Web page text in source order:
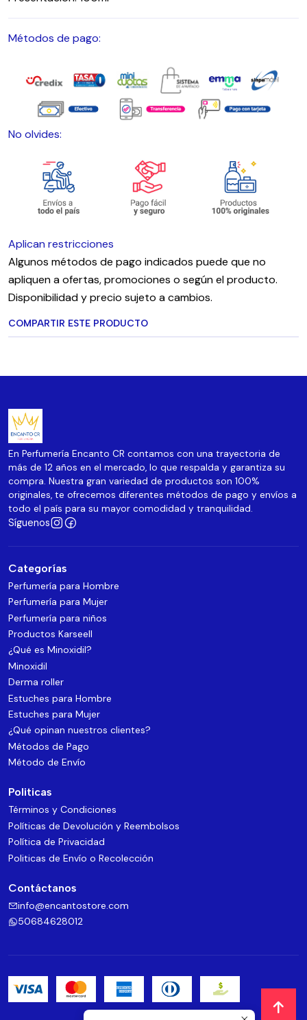
Métodos de pago:
No olvides:
Aplican restricciones
Algunos métodos de pago indicados puede que no
apliquen a ofertas, promociones o según el producto.
Disponibilidad y precio sujeto a cambios.
COMPARTIR ESTE PRODUCTO
En Perfumería Encanto CR contamos con una trayectoria de
más de 12 años en el mercado, lo que respalda y garantiza su
compra. Nuestra gran variedad de productos son 100%
originales, te ofrecemos diferentes métodos de pago y envíos a
todo el país para su mayor comodidad y tranquilidad.
Síguenos
Categorías
Perfumería para Hombre
Perfumería para Mujer
Perfumería para niños
Productos Karseell
¿Qué es Minoxidil?
Minoxidil
Derma roller
Estuches para Hombre
Estuches para Mujer
¿Qué opinan nuestros clientes?
Métodos de Pago
Método de Envío
Politicas
Términos y Condiciones
Políticas de Devolución y Reembolsos
Política de Privacidad
Politicas de Envío o Recolección
Contáctanos
info@encantostore.com
50684628012